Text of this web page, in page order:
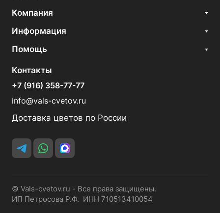
Компания
Информация
Помощь
Контакты
+7 (916) 358-77-77
info@vals-cvetov.ru
Доставка цветов по России
© Vals-cvetov.ru - Все права защищены.
ИП Петросова Р.Ф. ИНН 710513410054